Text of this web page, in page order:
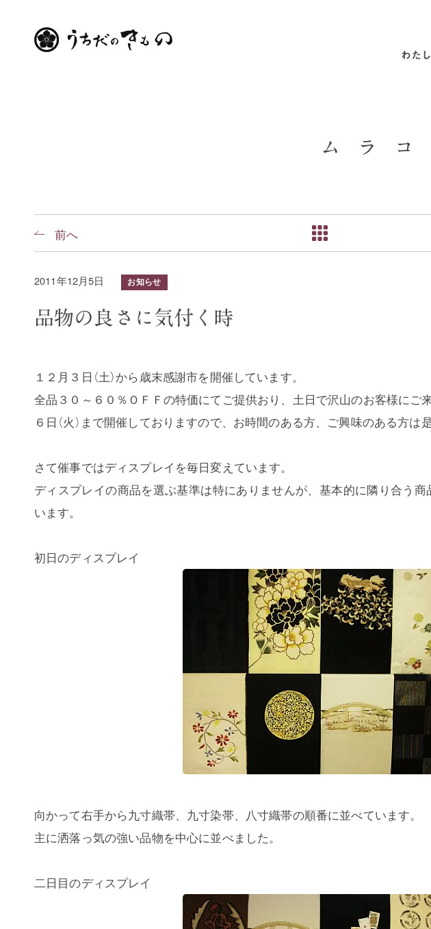
わた
コ
ラ
ム
前へ
2011年12月5日 お知らせ
品物の良さに気付く時
１２月３日（土）から歳末感謝市を開催しています。
全品３０～６０％ＯＦＦの特価にてご提供おり、土日で沢山のお客様にご
６日（火）まで開催しておりますので、お時間のある方、ご興味のある方は
さて催事ではディスプレイを毎日変えています。
ディスプレイの商品を選ぶ基準は特にありませんが、基本的に隣り合う
います。
初日のディスプレイ
向かって右手から九寸織帯、九寸染帯、八寸織帯の順番に並べています。
主に洒落っ気の強い品物を中心に並べました。
二日目のディスプレイ